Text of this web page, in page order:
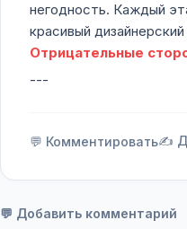
негодность. Каждый
красивый
Отрицательные
---
💬 Комментировать✍️
💬 Добавить комментарий